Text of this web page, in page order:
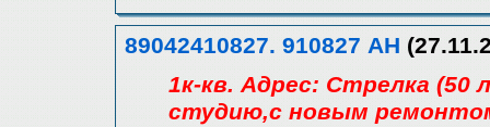
89042410827. 910827 АН
1к-кв. Адрес: Стрелка (50
студию,с новым